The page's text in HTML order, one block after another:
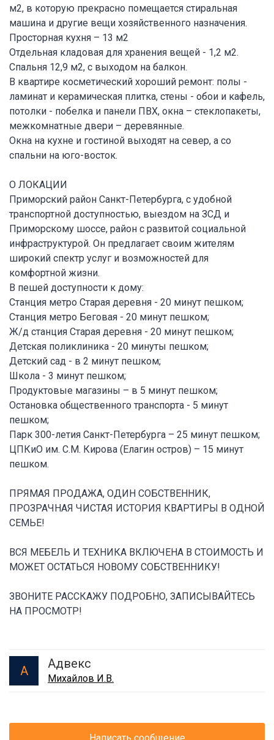
м2, в которую прекрасно помещается стиральная
машина и другие вещи хозяйственного назначения.
Просторная кухня – 13 м2
Отдельная кладовая для хранения вещей - 1,2 м2.
Спальня 12,9 м2, с выходом на балкон.
В квартире косметический хороший ремонт: полы -
ламинат и керамическая плитка, стены - обои и кафель,
потолки - побелка и панели ПВХ, окна – стеклопакеты,
межкомнатные двери – деревянные.
Окна на кухне и гостиной выходят на север, а со
спальни на юго-восток.
О ЛОКАЦИИ
Приморский район Санкт-Петербурга, с удобной
транспортной доступностью, выездом на ЗСД и
Приморскому шоссе, район с развитой социальной
инфраструктурой. Он предлагает своим жителям
широкий спектр услуг и возможностей для
комфортной жизни.
В пешей доступности к дому:
Станция метро Старая деревня - 20 минут пешком;
Станция метро Беговая - 20 минут пешком;
Ж/д станция Старая деревня - 20 минут пешком;
Детская поликлиника - 20 минуты пешком;
Детский сад - в 2 минут пешком;
Школа - 3 минут пешком;
Продуктовые магазины – в 5 минут пешком;
Остановка общественного транспорта - 5 минут
пешком;
Парк 300-летия Санкт-Петербурга – 25 минут пешком;
ЦПКиО им. С.М. Кирова (Елагин остров) – 15 минут
пешком.
ПРЯМАЯ ПРОДАЖА, ОДИН СОБСТВЕННИК,
ПРОЗРАЧНАЯ ЧИСТАЯ ИСТОРИЯ КВАРТИРЫ В ОДНОЙ
СЕМЬЕ!
ВСЯ МЕБЕЛЬ И ТЕХНИКА ВКЛЮЧЕНА В СТОИМОСТЬ И
МОЖЕТ ОСТАТЬСЯ НОВОМУ СОБСТВЕННИКУ!
ЗВОНИТЕ РАССКАЖУ ПОДРОБНО, ЗАПИСЫВАЙТЕСЬ
НА ПРОСМОТР!
А Адвекс
Михайлов И.В.